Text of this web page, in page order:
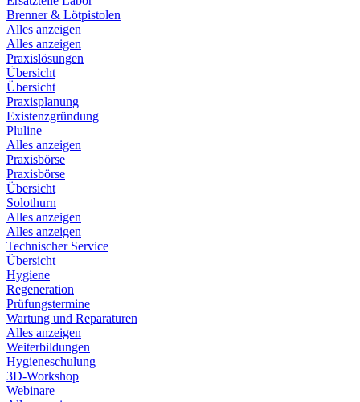
Brenner & Lötpistolen
Alles anzeigen
Alles anzeigen
Praxislösungen
Übersicht
Übersicht
Praxisplanung
Existenzgründung
Pluline
Alles anzeigen
Praxisbörse
Praxisbörse
Übersicht
Solothurn
Alles anzeigen
Alles anzeigen
Technischer Service
Übersicht
Hygiene
Regeneration
Prüfungstermine
Wartung und Reparaturen
Alles anzeigen
Weiterbildungen
Hygieneschulung
3D-Workshop
Webinare